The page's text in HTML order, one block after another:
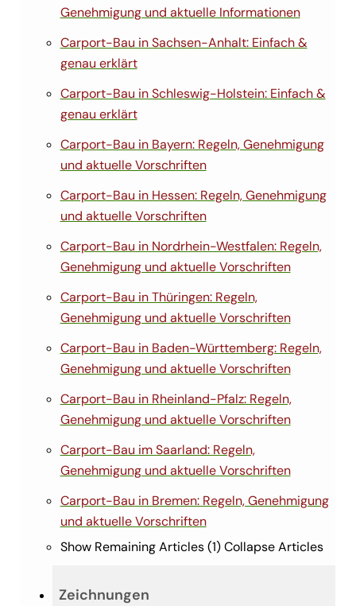
Genehmigung und aktuelle Informationen
Carport-Bau in Sachsen-Anhalt: Einfach &
genau erklärt
Carport-Bau in Schleswig-Holstein: Einfach &
genau erklärt
Carport-Bau in Bayern: Regeln, Genehmigung
und aktuelle Vorschriften
Carport-Bau in Hessen: Regeln, Genehmigung
und aktuelle Vorschriften
Carport-Bau in Nordrhein-Westfalen: Regeln,
Genehmigung und aktuelle Vorschriften
Carport-Bau in Thüringen: Regeln,
Genehmigung und aktuelle Vorschriften
Carport-Bau in Baden-Württemberg: Regeln,
Genehmigung und aktuelle Vorschriften
Carport-Bau in Rheinland-Pfalz: Regeln,
Genehmigung und aktuelle Vorschriften
Carport-Bau im Saarland: Regeln,
Genehmigung und aktuelle Vorschriften
Carport-Bau in Bremen: Regeln, Genehmigung
und aktuelle Vorschriften
Show Remaining Articles (1)Collapse Articles
Zeichnungen